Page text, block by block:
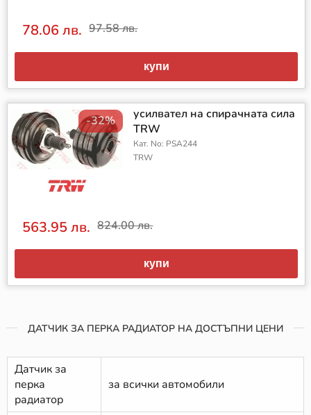
78.06 лв. 97.58 лв.
купи
-32%
усилвател на спирачната сила
TRW
Кат. No: PSA244
TRW
563.95 лв. 824.00 лв.
купи
ДАТЧИК ЗА ПЕРКА РАДИАТОР НА ДОСТЪПНИ ЦЕНИ
Датчик за
перка
радиатор
за всички автомобили